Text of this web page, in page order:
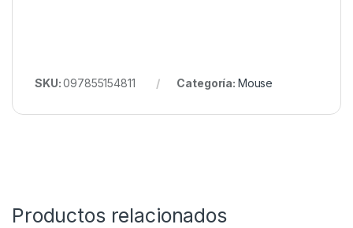
SKU:097855154811 Categoría: Mouse
Productos relacionados